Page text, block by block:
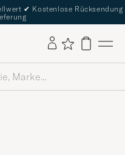
✔ Kostenlose Rücksendung